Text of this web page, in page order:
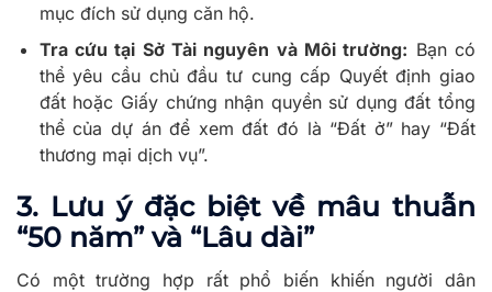
mục đích sử dụng căn hộ.
Tra cứu tại Sở Tài nguyên và Môi trường: Bạn có
thể yêu cầu chủ đầu tư cung cấp Quyết định giao
đất hoặc Giấy chứng nhận quyền sử dụng đất tổng
thể của dự án để xem đất đó là “Đất ở” hay “Đất
thương mại dịch vụ”.
3. Lưu ý đặc biệt về mâu thuẫn
“50 năm” và “Lâu dài”
Có một trường hợp rất phổ biến khiến người dân